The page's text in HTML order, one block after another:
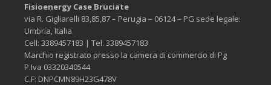
Fisioenergy Case Bruciate
via R. Gigliarelli 83,85,87 – Perugia – 06124 – PG sede legale:
Umbria, Italia
Cell: 3389457183 | Tel. 3389457183
Marchio registrato presso la camera di commercio di Pg
P.Iva 03320340544
C.F: DNPCMN89H23G478V